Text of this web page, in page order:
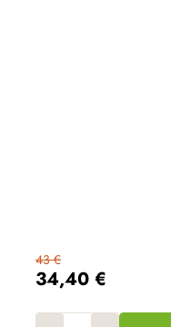
34,40 €
43 €